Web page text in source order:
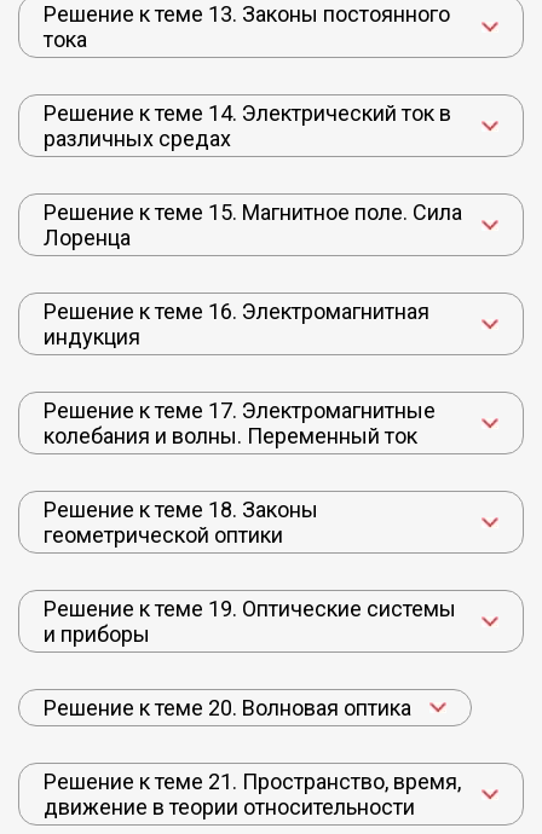
Решение к теме 13. Законы постоянного
тока
Решение к теме 14. Электрический ток в
различных средах
Решение к теме 15. Магнитное поле. Сила
Лоренца
Решение к теме 16. Электромагнитная
индукция
Решение к теме 17. Электромагнитные
колебания и волны. Переменный ток
Решение к теме 18. Законы
геометрической оптики
Решение к теме 19. Оптические системы
и приборы
Решение к теме 20. Волновая оптика
Решение к теме 21. Пространство, время,
движение в теории относительности